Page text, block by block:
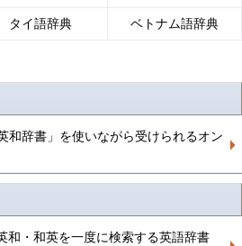
タイ語辞典 ベトナム語辞典
和辞書」を使いながら受けられるオン
和・和英を一度に検索する英語辞書